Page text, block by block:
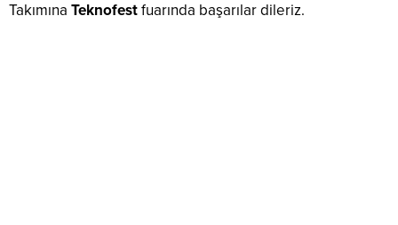
Takımına Teknofestfuarında başarılar dileriz.